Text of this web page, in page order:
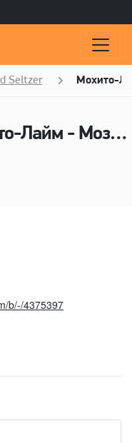
Seltzer Мохито-
Пиво Мохито-Лайм - Мозырьпиво
b/-/4375397